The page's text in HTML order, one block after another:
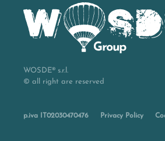
WOSDE® s.r.l.
© all right are reserved
p.iva IT02030470476 Privacy Policy